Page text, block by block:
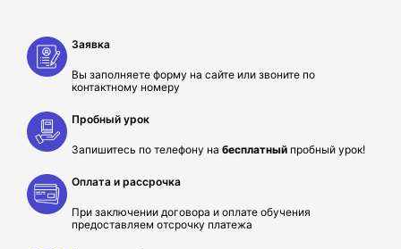
Заявка
Вы заполняете форму на сайте или звоните по
контактному номеру
Пробный урок
Запишитесь по телефону на бесплатный пробный урок!
Оплата и рассрочка
При заключении договора и оплате обучения
предоставляем отсрочку платежа